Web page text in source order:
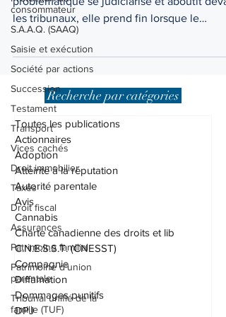
consommateur
S.A.A.Q. (SAAQ)
Saisie et exécution
Société par actions
Succession
Testament
Transport
Vices cachés
Droit immobilier
Taxes
Droit fiscal
Assurances
Patrimoine familial
Patrimoine d'union
parentale
Tribunal unifié de la
famille (TUF)
Beaucoup de gens croient que lorsqu’une
problématique se judiciarise et aboutit
les tribunaux, elle prend fin lorsque le
jugement...
Recherche par catégories
Toutes les publications
Actionnaires
Adoption
Atteinte à la réputation
Autorité parentale
Avis
Cannabis
Charte canadienne des droits et lib
C.N.E.S.S.T. (CNESST)
Compagnie
Diffamation
Dommages punitifs